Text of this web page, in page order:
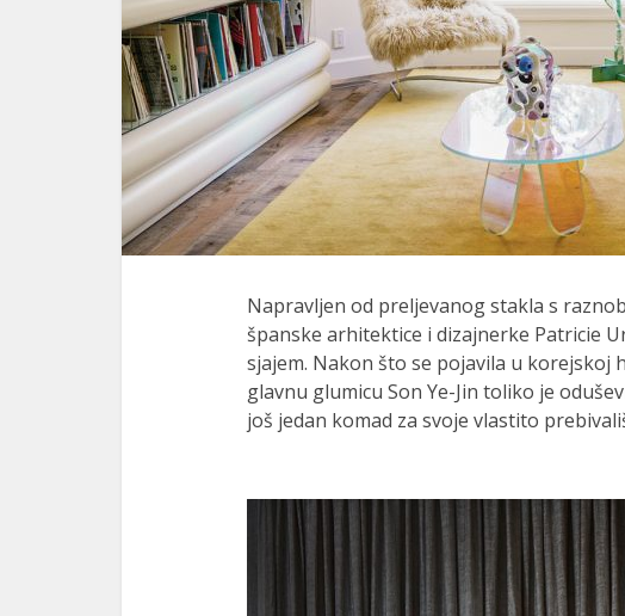
Napravljen od preljevanog stakla s
španske arhitektice i dizajnerke Patricie
sjajem. Nakon što se pojavila u korejskoj
glavnu glumicu Son Ye-Jin toliko je
još jedan komad za svoje vlastito